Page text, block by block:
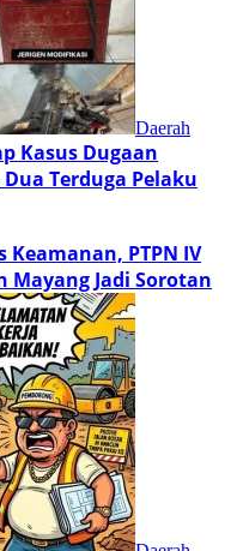
Daerah
Kasus Dugaan
Terduga Pelaku
PTPN IV
Mayang Jadi Sorotan